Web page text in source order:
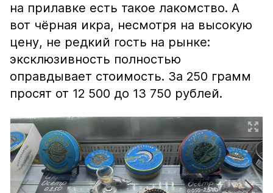
на прилавке есть такое лакомство. А
вот чёрная икра, несмотря на высокую
цену, не редкий гость на рынке:
эксклюзивность полностью
оправдывает стоимость. За 250 грамм
просят от 12 500 до 13 750 рублей.